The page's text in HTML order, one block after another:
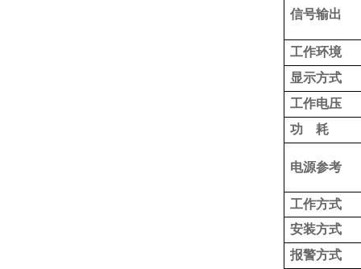
信号输出
工作环境
显示方式
工作电压
功 耗
电源参考
工作方式
安装方式
报警方式